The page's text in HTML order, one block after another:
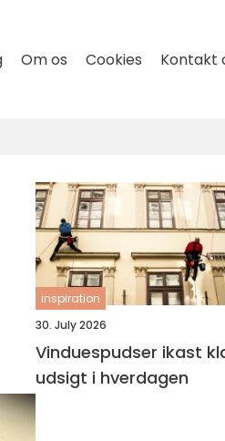
Om os Cookies Kontakt
inspiration
30. July 2026
Vinduespudser ikast klar
udsigt i hverdagen